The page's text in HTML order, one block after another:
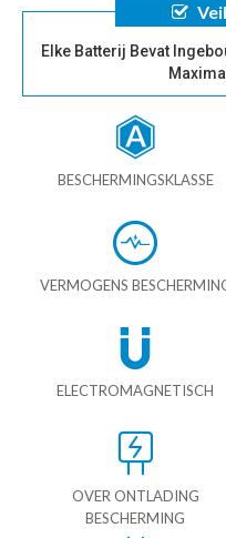
Elke Batterij Bevat
BESCHERMINGSKLASSE
VERMOGENS
ELECTROMAGNETISCH
OVER ONTLADING
BESCHERMING